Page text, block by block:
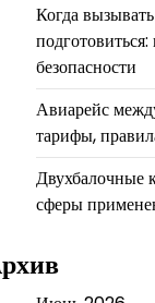
Когда
безопасности
Авиарейс
тарифы,
Двухбалочные
сферы